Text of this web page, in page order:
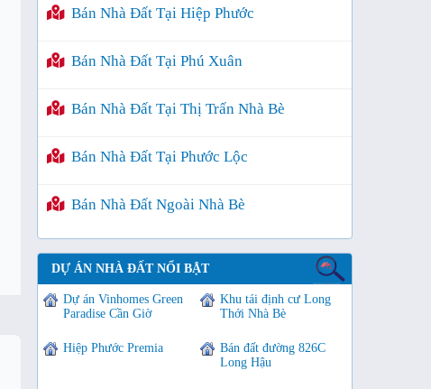
Bán Nhà Đất Tại Hiệp Phước
Bán Nhà Đất Tại Phú Xuân
Bán Nhà Đất Tại Thị Trấn Nhà Bè
Bán Nhà Đất Tại Phước Lộc
Bán Nhà Đất Ngoài Nhà Bè
DỰ ÁN NHÀ ĐẤT NỔI BẬT
Dự án Vinhomes Green
Paradise Cần Giờ
Khu tái định cư Long
Thới Nhà Bè
Hiệp Phước Premia
Bán đất đường 826C
Long Hậu